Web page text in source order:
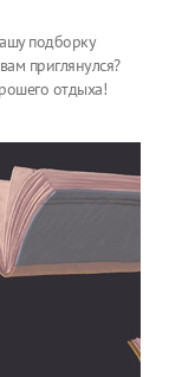
подборку
приглянулся?
отдыха!